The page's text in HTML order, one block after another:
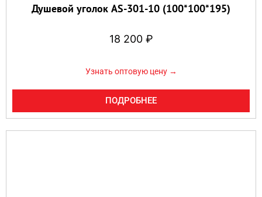
Душевой уголок AS-301-10 (100*100*195)
18 200 ₽
Узнать оптовую цену →
ПОДРОБНЕЕ